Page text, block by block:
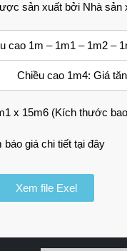
sản xuất bởi Nhà sản
cao 1m – 1m1 – 1m2 –
Chiều cao 1m4: Giá
x 15m6 (Kích thước
giá chi tiết tại đây
Xem file Exel